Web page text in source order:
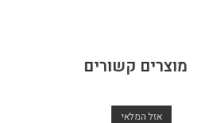
מוצרים קשורים
אזל המלאי